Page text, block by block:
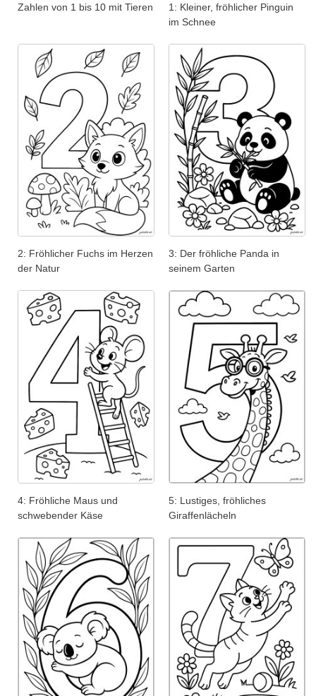
Zahlen von 1 bis 10 mit Tieren
1: Kleiner, fröhlicher Pinguin
im Schnee
2: Fröhlicher Fuchs im Herzen
der Natur
3: Der fröhliche Panda in
seinem Garten
4: Fröhliche Maus und
schwebender Käse
5: Lustiges, fröhliches
Giraffenlächeln